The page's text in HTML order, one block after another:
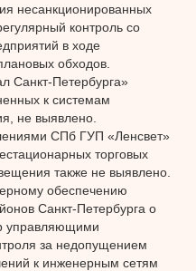
несанкционированных
контроль со
в ходе
обходов.
Санкт-Петербурга»
к системам
не выявлено.
СПб ГУП «Ленсвет»
торговых
также не выявлено.
обеспечению
Санкт-Петербурга о
управляющими
за недопущением
к инженерным сетям